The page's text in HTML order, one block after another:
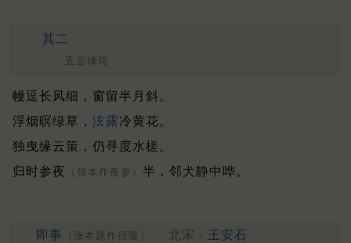
其二
五言律诗
幔逗长风细，窗留半月斜。
浮烟暝绿草， 泫露冷黄花。
独曳缘云策，仍寻度水槎。
归时参夜
（张本作夜参） 半，邻犬静中哗。
即事 （张本题作径暖） 北宋 · 王安石